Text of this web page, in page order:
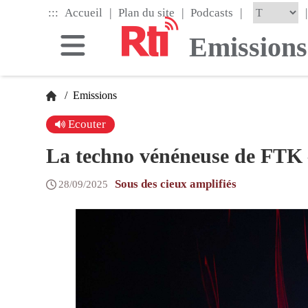
::: Accueil | Plan du site | Podcasts | |
Emissions
/ Emissions
Ecouter
La techno vénéneuse de
28/09/2025 Sous des cieux amplifiés